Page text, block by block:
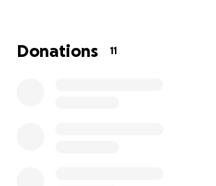
Los fondos utilizados servirán para
manera inmediata un nuevo equipo
Donations 11